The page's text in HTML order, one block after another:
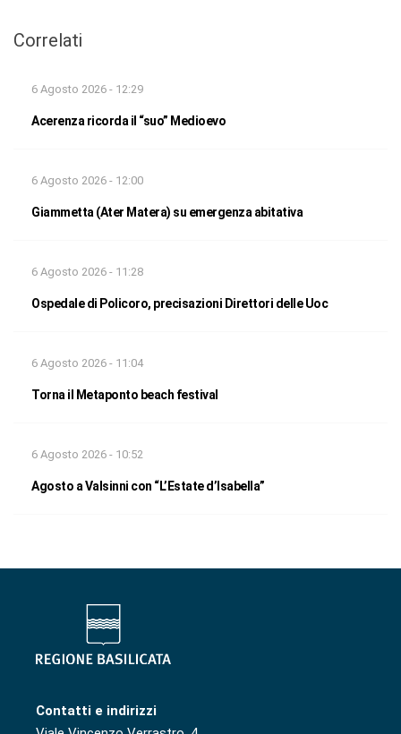
Correlati
6 Agosto 2026 - 12:29
Acerenza ricorda il “suo” Medioevo
6 Agosto 2026 - 12:00
Giammetta (Ater Matera) su emergenza abitativa
6 Agosto 2026 - 11:28
Ospedale di Policoro, precisazioni Direttori delle Uoc
6 Agosto 2026 - 11:04
Torna il Metaponto beach festival
6 Agosto 2026 - 10:52
Agosto a Valsinni con “L’Estate d’Isabella”
Contatti e indirizzi